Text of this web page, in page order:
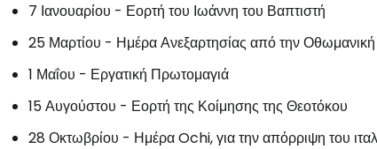
7 Ιανουαρίου - Εορτή του Ιωάννη του Βαπτιστή
25 Μαρτίου - Ημέρα Ανεξαρτησίας από την Οθωμανική
1 Μαΐου - Εργατική Πρωτομαγιά
15 Αυγούστου - Εορτή της Κοίμησης της Θεοτόκου
28 Οκτωβρίου - Ημέρα Ochi, για την απόρριψη του